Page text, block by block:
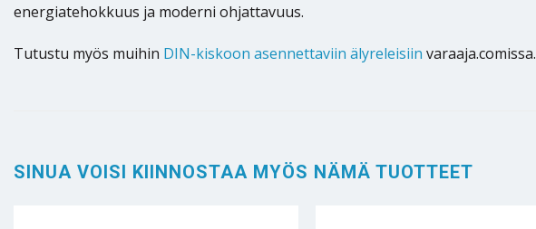
energiatehokkuus ja moderni ohjattavuus.
Tutustu myös muihin DIN-kiskoon asennettaviin älyreleisiin varaaja.comissa.
SINUA VOISI KIINNOSTAA MYÖS NÄMÄ TUOTTEET